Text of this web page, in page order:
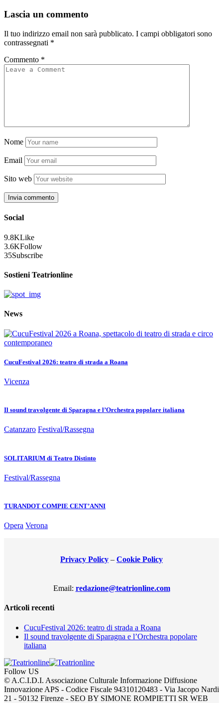
Lascia un commento
Il tuo indirizzo email non sarà pubblicato. I campi obbligatori sono
contrassegnati *
Commento *
Nome
Email
Sito web
Social
9.8KLike
3.6KFollow
35Subscribe
Sostieni Teatrionline
News
CucuFestival 2026: teatro di strada a Roana
Vicenza
Il sound travolgente di Sparagna e l’Orchestra popolare italiana
Catanzaro Festival/Rassegna
SOLITARIUM di Teatro Distinto
Festival/Rassegna
TURANDOT COMPIE CENT’ANNI
Opera Verona
Privacy Policy – Cookie Policy
Email: redazione@teatrionline.com
Articoli recenti
CucuFestival 2026: teatro di strada a Roana
Il sound travolgente di Sparagna e l’Orchestra popolare
italiana
Follow US
© A.C.I.D.I. Associazione Culturale Informazione Diffusione
Innovazione APS - Codice Fiscale 94310120483 - Via Jacopo Nardi
21 - 50132 Firenze - SEO BY SIMONE ROMPIETTI SR WEB